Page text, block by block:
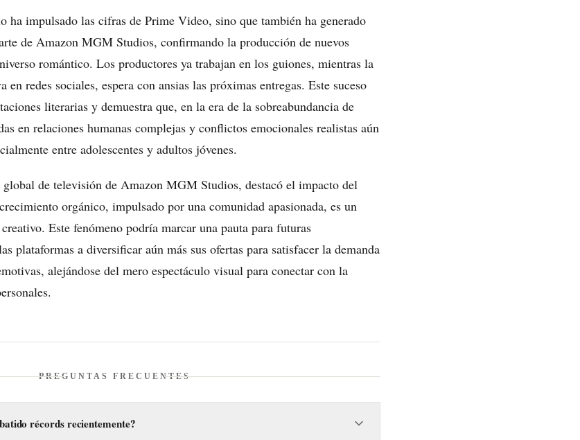
ha impulsado las cifras de Prime Video, sino que también ha generado
de Amazon MGM Studios, confirmando la producción de nuevos
romántico. Los productores ya trabajan en los guiones, mientras la
en redes sociales, espera con ansias las próximas entregas. Este suceso
literarias y demuestra que, en la era de la sobreabundancia de
en relaciones humanas complejas y conflictos emocionales realistas aún
entre adolescentes y adultos jóvenes.
global de televisión de Amazon MGM Studios, destacó el impacto del
orgánico, impulsado por una comunidad apasionada, es un
Este fenómeno podría marcar una pauta para futuras
plataformas a diversificar aún más sus ofertas para satisfacer la demanda
alejándose del mero espectáculo visual para conectar con la
PREGUNTAS FRECUENTES
récords recientemente?